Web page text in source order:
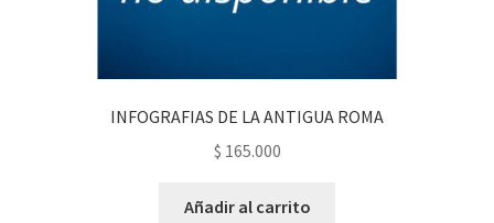
INFOGRAFIAS DE LA ANTIGUA ROMA
$ 165.000
Añadir al carrito